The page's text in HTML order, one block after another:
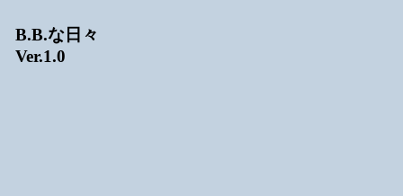
B.B.な日々
Ver.1.0